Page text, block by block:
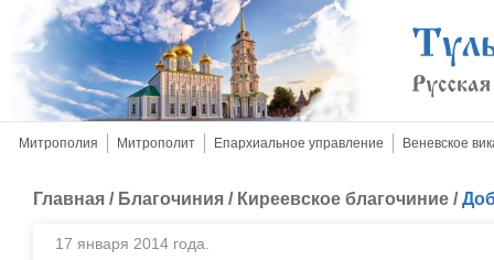
Митрополия Митрополит Епархиальное управление Веневское
Главная / Благочиния / Киреевское благочиние /
17 января 2014 года.